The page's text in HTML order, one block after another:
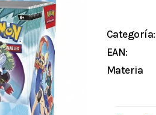
Categoría:
EAN:
Materia